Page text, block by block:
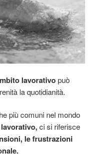
lavorativopuò
la quotidianità.
più comuni nel mondo
ci si riferisce
le frustrazioni